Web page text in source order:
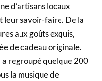
d’artisans locaux
leur savoir-faire. De la
aux goûts exquis,
de cadeau originale.
a regroupé quelque 200
la musique de